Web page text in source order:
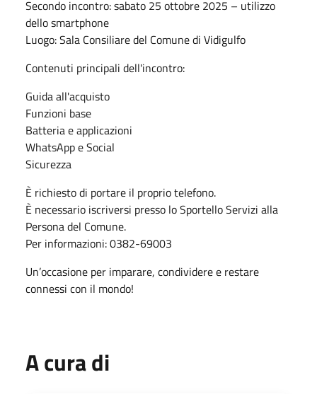
Secondo incontro: sabato 25 ottobre 2025 – utilizzo
dello smartphone
Luogo: Sala Consiliare del Comune di Vidigulfo
Contenuti principali dell'incontro:
Guida all'acquisto
Funzioni base
Batteria e applicazioni
WhatsApp e Social
Sicurezza
È richiesto di portare il proprio telefono.
È necessario iscriversi presso lo Sportello Servizi alla
Persona del Comune.
Per informazioni: 0382-69003
Un’occasione per imparare, condividere e restare
connessi con il mondo!
A cura di